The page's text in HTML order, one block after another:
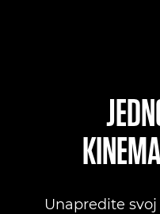
Unapredite